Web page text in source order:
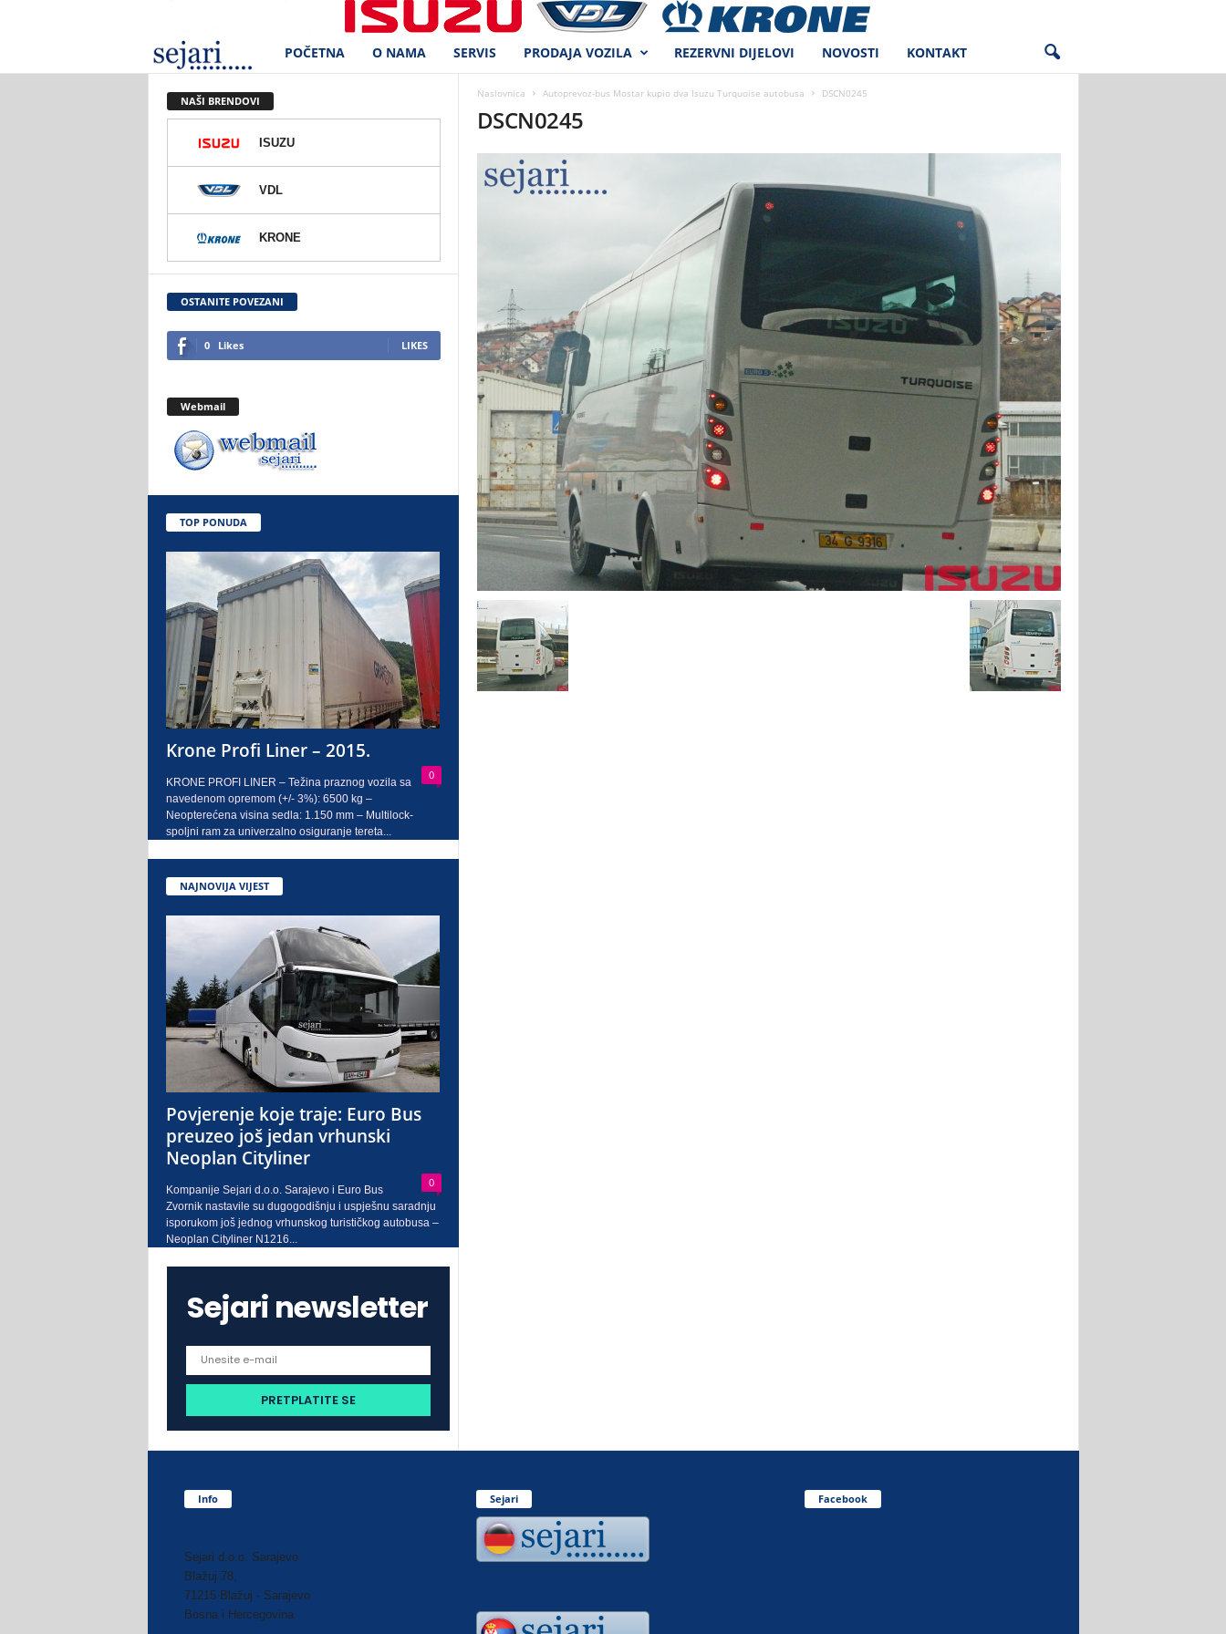
e
r
d
.
o
.
a
j
o
POČETNA O NAMA SERVIS PRODAJA VOZILA REZERVNI DIJELOVI NOVOSTI KONTAKT
Naslovnica Autoprevoz-bus Mostar kupio dva Isuzu Turquoise autobusa DSCN0245
DSCN0245
NAŠI BRENDOVI
ISUZU
VDL
KRONE
OSTANITE POVEZANI
0 Likes LIKES
Webmail
TOP PONUDA
Krone Profi Liner – 2015.
0
KRONE PROFI LINER – Težina praznog vozila sa
navedenom opremom (+/- 3%): 6500 kg –
Neopterećena visina sedla: 1.150 mm – Multilock-
spoljni ram za univerzalno osiguranje tereta...
NAJNOVIJA VIJEST
Povjerenje koje traje: Euro Bus
preuzeo još jedan vrhunski
Neoplan Cityliner
0
Kompanije Sejari d.o.o. Sarajevo i Euro Bus
Zvornik nastavile su dugogodišnju i uspješnu saradnju
isporukom još jednog vrhunskog turističkog autobusa –
Neoplan Cityliner N1216...
Sejari newsletter
Info
Sejari d.o.o. Sarajevo
Blažuj 78,
71215 Blažuj - Sarajevo
Bosna i Hercegovina
Sejari Facebook